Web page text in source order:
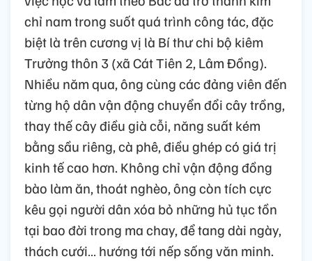
chỉ nam trong suốt quá trình công tác, đặc
biệt là trên cương vị là Bí thư chi bộ kiêm
Trưởng thôn 3 (xã Cát Tiên 2, Lâm Đồng).
Nhiều năm qua, ông cùng các đảng viên đến
từng hộ dân vận động chuyển đổi cây trồng,
thay thế cây điều già cỗi, năng suất kém
bằng sầu riêng, cà phê, điều ghép có giá trị
kinh tế cao hơn. Không chỉ vận động đồng
bào làm ăn, thoát nghèo, ông còn tích cực
kêu gọi người dân xóa bỏ những hủ tục tồn
tại bao đời trong ma chay, để tang dài ngày,
thách cưới… hướng tới nếp sống văn minh.